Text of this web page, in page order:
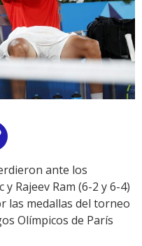
Link
ante los
Rajeev Ram (6-2 y 6-4)
las medallas del torneo
Olímpicos de París